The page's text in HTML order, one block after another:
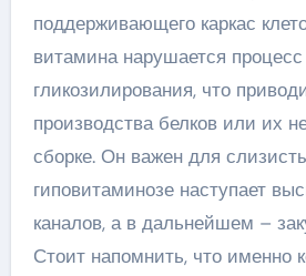
поддерживающего каркас
витамина нарушается процесс
гликозилирования, что
производства белков или их
сборке. Он важен для
гиповитаминозе наступает
каналов, а в дальнейшем –
Стоит напомнить, что именно